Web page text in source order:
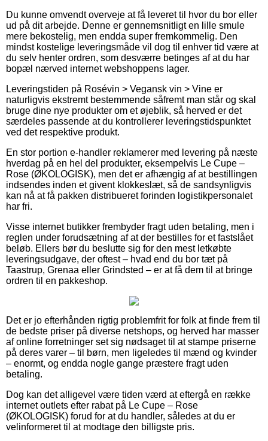
Du kunne omvendt overveje at få leveret til hvor du bor eller
ud på dit arbejde. Denne er gennemsnitligt en lille smule
mere bekostelig, men endda super fremkommelig. Den
mindst kostelige leveringsmåde vil dog til enhver tid være at
du selv henter ordren, som desværre betinges af at du har
bopæl nærved internet webshoppens lager.
Leveringstiden på Rosévin > Vegansk vin > Vine er
naturligvis ekstremt bestemmende såfremt man står og skal
bruge dine nye produkter om et øjeblik, så herved er det
særdeles passende at du kontrollerer leveringstidspunktet
ved det respektive produkt.
En stor portion e-handler reklamerer med levering på næste
hverdag på en hel del produkter, eksempelvis Le Cupe –
Rose (ØKOLOGISK), men det er afhængig af at bestillingen
indsendes inden et givent klokkeslæt, så de sandsynligvis
kan nå at få pakken distribueret forinden logistikpersonalet
har fri.
Visse internet butikker frembyder fragt uden betaling, men i
reglen under forudsætning af at der bestilles for et fastslået
beløb. Ellers bør du beslutte sig for den mest letkøbte
leveringsudgave, der oftest – hvad end du bor tæt på
Taastrup, Grenaa eller Grindsted – er at få dem til at bringe
ordren til en pakkeshop.
Det er jo efterhånden rigtig problemfrit for folk at finde frem til
de bedste priser på diverse netshops, og herved har masser
af online forretninger set sig nødsaget til at stampe priserne
på deres varer – til børn, men ligeledes til mænd og kvinder
– enormt, og endda nogle gange præstere fragt uden
betaling.
Dog kan det alligevel være tiden værd at eftergå en række
internet outlets efter rabat på Le Cupe – Rose
(ØKOLOGISK) forud for at du handler, således at du er
velinformeret til at modtage den billigste pris.